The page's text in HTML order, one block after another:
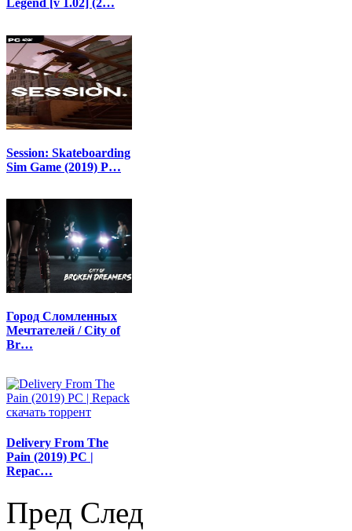
Legend [v 1.02] (2…
Session: Skateboarding
Sim Game (2019) P…
Город Сломленных
Мечтателей / City of
Br…
Delivery From The
Pain (2019) PC |
Repac…
Пред След